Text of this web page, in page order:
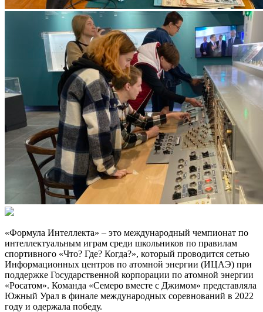
«Формула Интеллекта» – это международный чемпионат по
интеллектуальным играм среди школьников по правилам
спортивного «Что? Где? Когда?», который проводится сетью
Информационных центров по атомной энергии (ИЦАЭ) при
поддержке Государственной корпорации по атомной энергии
«Росатом». Команда «Семеро вместе с Джимом» представляла
Южный Урал в финале международных соревнований в 2022
году и одержала победу.